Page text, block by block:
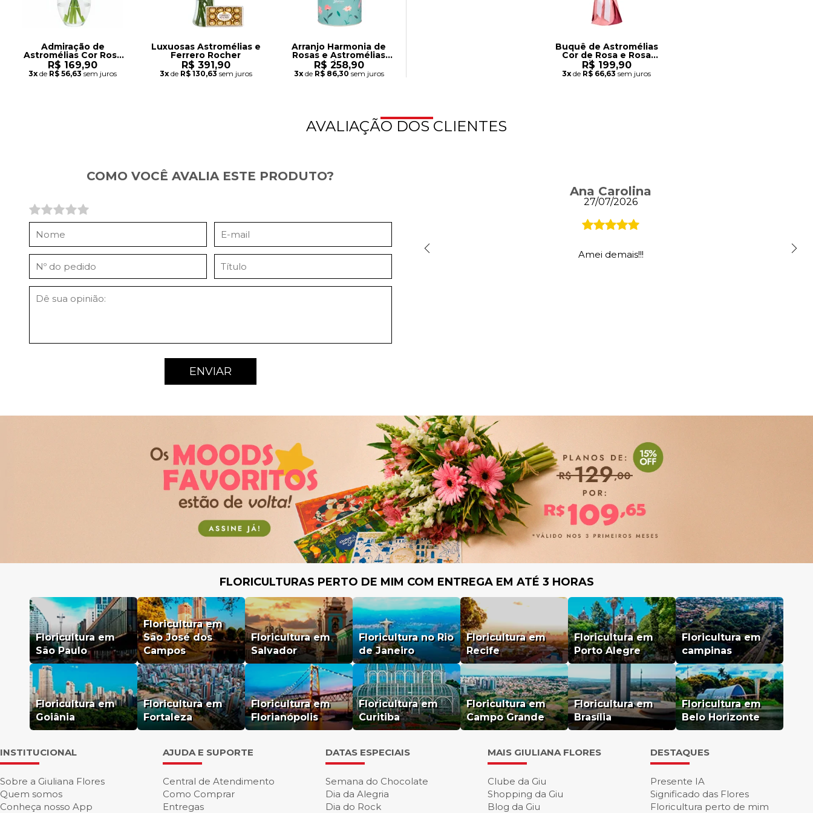
Admiração de
Astromélias Cor Rosa
no Vaso
R$ 169,90
3xde R$ 56,63 sem juros
Luxuosas Astromélias e
Ferrero Rocher
R$ 391,90
3xde R$ 130,63 sem juros
Arranjo Harmonia de
Rosas e Astromélias
Cor de Rosa
R$ 258,90
3xde R$ 86,30 sem juros
Buquê de Astromélias
Cor de Rosa e Rosa
Vermelha - Serenata
R$ 199,90
3xde R$ 66,63 sem juros
AVALIAÇÃO DOS CLIENTES
COMO VOCÊ AVALIA ESTE PRODUTO?
ENVIAR
Ana Carolina
27/07/2026
Amei demais!!!
FLORICULTURAS PERTO DE MIM COM ENTREGA EM ATÉ 3 HORAS
Floricultura em
São Paulo
Floricultura em
São José dos
Campos
Floricultura em
Salvador
Floricultura no Rio
de Janeiro
Floricultura em
Recife
Floricultura em
Porto Alegre
Floricultura em
campinas
Floricultura em
Goiânia
Floricultura em
Fortaleza
Floricultura em
Florianópolis
Floricultura em
Curitiba
Floricultura em
Campo Grande
Floricultura em
Brasília
Floricultura em
Belo Horizonte
INSTITUCIONAL
Sobre a Giuliana Flores
Quem somos
Conheça nosso App
AJUDA E SUPORTE
Central de Atendimento
Como Comprar
Entregas
DATAS ESPECIAIS
Semana do Chocolate
Dia da Alegria
Dia do Rock
MAIS GIULIANA FLORES
Clube da Giu
Shopping da Giu
Blog da Giu
DESTAQUES
Presente IA
Significado das Flores
Floricultura perto de mim